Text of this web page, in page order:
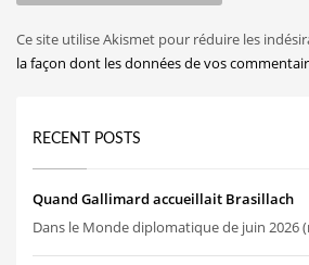
Ce site utilise Akismet pour réduire les
la façon dont les données de vos
RECENT POSTS
Quand Gallimard accueillait Brasillach
Dans le Monde diplomatique de juin 2026